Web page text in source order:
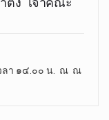
า ๑๔.๐๐ น. ณ ณ